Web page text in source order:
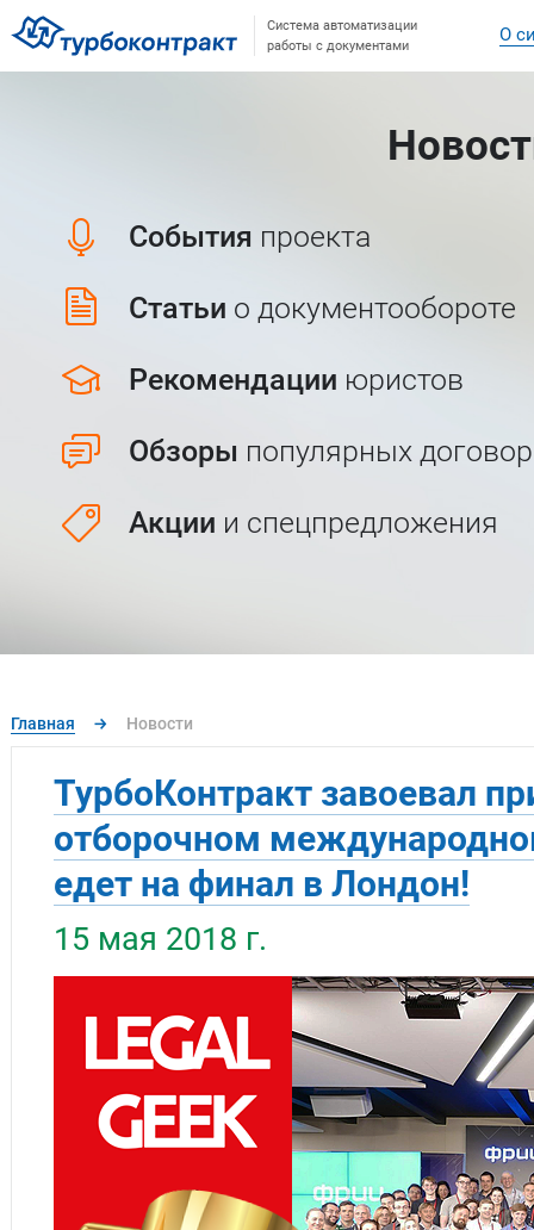
Система автоматизации
работы с документами
О
События проекта
Статьи о документообороте
Рекомендации юристов
Обзоры популярных
Акции и спецпредложения
Главная → Новости
ТурбоКонтракт завоевал
отборочном
едет на финал в Лондон!
15 мая 2018 г.